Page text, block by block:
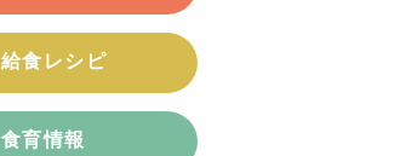
給食レシピ
食育情報